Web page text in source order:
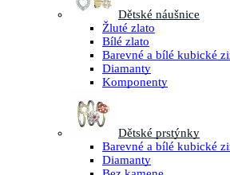
Dětské náušnice
Žluté zlato
Bílé zlato
Barevné a bílé kubické
Diamanty
Komponenty
Dětské prstýnky
Barevné a bílé kubické
Diamanty